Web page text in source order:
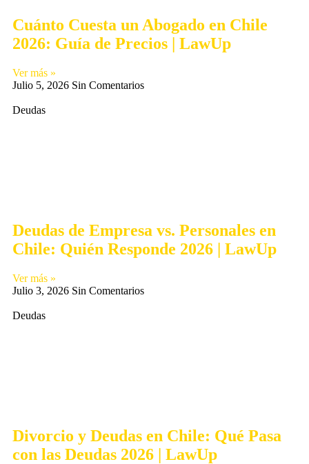
Cuánto Cuesta un Abogado en Chile
2026: Guía de Precios | LawUp
Ver más »
Julio 5, 2026 Sin Comentarios
Deudas
Deudas de Empresa vs. Personales en
Chile: Quién Responde 2026 | LawUp
Ver más »
Julio 3, 2026 Sin Comentarios
Deudas
Divorcio y Deudas en Chile: Qué Pasa
con las Deudas 2026 | LawUp